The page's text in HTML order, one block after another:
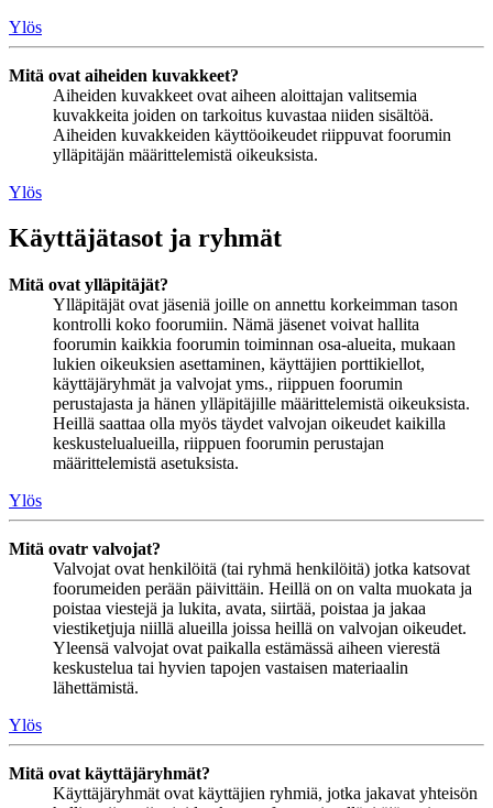
Ylös
Mitä ovat aiheiden kuvakkeet?
Aiheiden kuvakkeet ovat aiheen aloittajan valitsemia
kuvakkeita joiden on tarkoitus kuvastaa niiden sisältöä.
Aiheiden kuvakkeiden käyttöoikeudet riippuvat foorumin
ylläpitäjän määrittelemistä oikeuksista.
Ylös
Käyttäjätasot ja ryhmät
Mitä ovat ylläpitäjät?
Ylläpitäjät ovat jäseniä joille on annettu korkeimman tason
kontrolli koko foorumiin. Nämä jäsenet voivat hallita
foorumin kaikkia foorumin toiminnan osa-alueita, mukaan
lukien oikeuksien asettaminen, käyttäjien porttikiellot,
käyttäjäryhmät ja valvojat yms., riippuen foorumin
perustajasta ja hänen ylläpitäjille määrittelemistä oikeuksista.
Heillä saattaa olla myös täydet valvojan oikeudet kaikilla
keskustelualueilla, riippuen foorumin perustajan
määrittelemistä asetuksista.
Ylös
Mitä ovatr valvojat?
Valvojat ovat henkilöitä (tai ryhmä henkilöitä) jotka katsovat
foorumeiden perään päivittäin. Heillä on on valta muokata ja
poistaa viestejä ja lukita, avata, siirtää, poistaa ja jakaa
viestiketjuja niillä alueilla joissa heillä on valvojan oikeudet.
Yleensä valvojat ovat paikalla estämässä aiheen vierestä
keskustelua tai hyvien tapojen vastaisen materiaalin
lähettämistä.
Ylös
Mitä ovat käyttäjäryhmät?
Käyttäjäryhmät ovat käyttäjien ryhmiä, jotka jakavat yhteisön